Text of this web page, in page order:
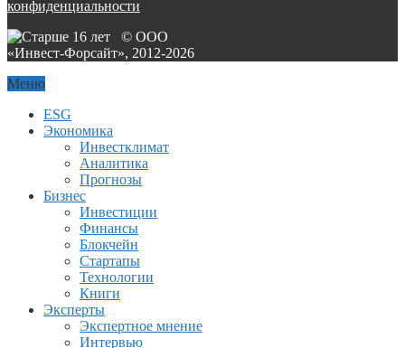
конфиденциальности
© ООО
«Инвест-Форсайт», 2012-2026
Меню
ESG
Экономика
Инвестклимат
Аналитика
Прогнозы
Бизнес
Инвестиции
Финансы
Блокчейн
Стартапы
Технологии
Книги
Эксперты
Экспертное мнение
Интервью